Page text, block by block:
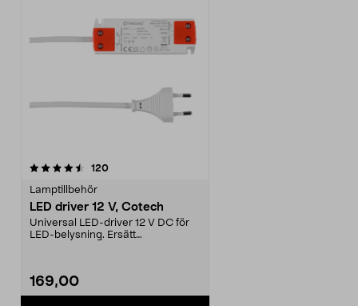
120recensioner
Lamptillbehör
LED driver 12 V, Cotech
Universal LED-driver 12 V DC för
LED-belysning. Ersätt
169,00